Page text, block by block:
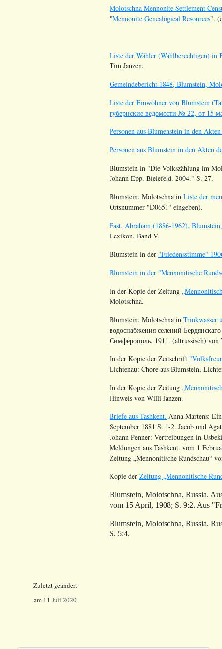
Molotschna Mennonite Settlement
"Mennonite Genealogical Resources".
Liste der Wähler (Wahlberechtigen)
Tim Janzen.
Gemeindebericht 1848, Blumstein,
Liste der Einwohner von Blumstein
губернские ведомости № 22, от 15
Personen aus Blumenstein in den
Personen aus Blumstein in den Akten
Blumstein in "Die Volkszählung im
Johann Epp. Bielefeld. 2004." S. 27.
Blumstein, Molotschna in Liste der
Ortsnummer "D0651" eingeben).
Fast, Abraham (1886-1962),
Lexikon. Band V.
Blumstein in der "Friedensstimme"
Blumstein in der "Mennonitische
In der Kopie der Zeitung
Molotschna.
Blumstein, Molotschna in Trinkwasser
водоснабжения селений
Симферополь. 1911. (altrussisch) von
In der Kopie der Zeitschrift
Lichtenau: Chore aus Blumstein,
In der Kopie der Zeitung
Hinweis von Willi Janzen.
Briefe aus Tashkent. Anna Martens:
September 1881 S. 1-2. Jacob und
Johann Penner: Vertreibungen in
Meldungen aus Tashkent. vom 1
Zeitung „Mennonitische Rundschau“
Kopie der Zeitung „Mennonitische
Blumstein, Molotschna, Russia.
vom 15 April, 1908; S. 9:2. Aus
Blumstein, Molotschna, Russia.
S. 5:4.
Zuletzt geändert
am 11 Juli 2020